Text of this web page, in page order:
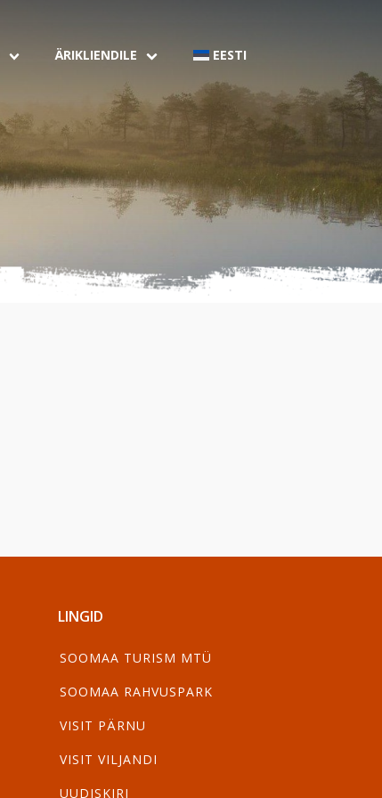
ÄRIKLIENDILE EESTI
LINGID
SOOMAA TURISM MTÜ
SOOMAA RAHVUSPARK
VISIT PÄRNU
VISIT VILJANDI
UUDISKIRI